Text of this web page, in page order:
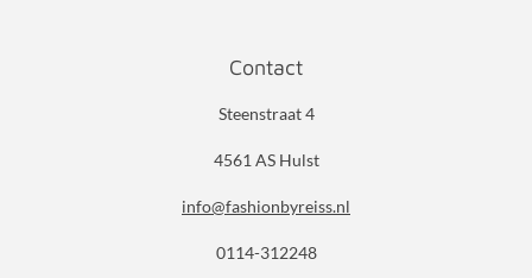
Contact
Steenstraat 4
4561 AS Hulst
info@fashionbyreiss.nl
0114-312248